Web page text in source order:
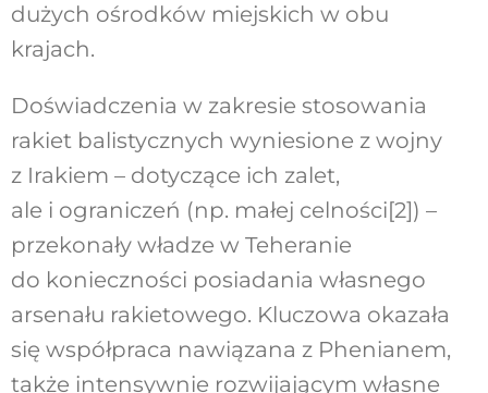
dużych ośrodków miejskich w obu
krajach.
Doświadczenia w zakresie stosowania
rakiet balistycznych wyniesione z wojny
z Irakiem – dotyczące ich zalet,
ale i ograniczeń (np. małej celności [2]) –
przekonały władze w Teheranie
do konieczności posiadania własnego
arsenału rakietowego. Kluczowa okazała
się współpraca nawiązana z Phenianem,
także intensywnie rozwijającym własne